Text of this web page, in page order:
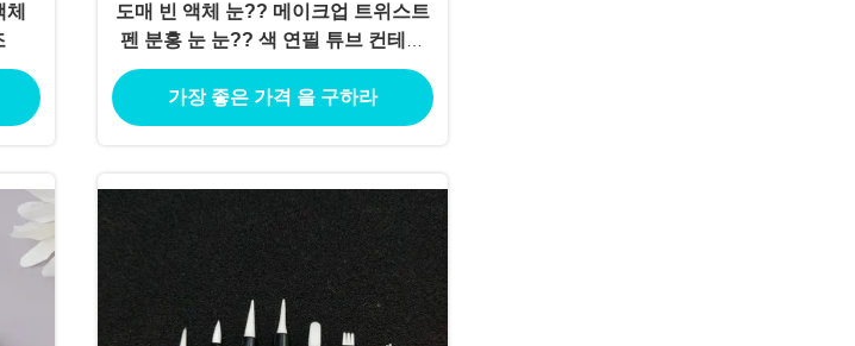
도매 빈 액체 눈?? 메이크업 트위스트
펜 분홍 눈 눈?? 색 연필 튜브 컨테이
너 포장 4 갈고리 끝
가장 좋은 가격 을 구하라